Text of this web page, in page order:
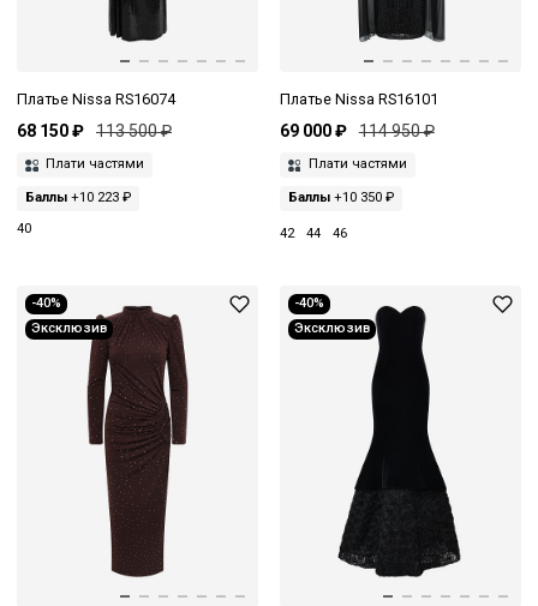
Платье Nissa RS16074
68 150 ₽ 113 500 ₽
Плати частями
Баллы +10 223 ₽
40
Платье Nissa RS16101
69 000 ₽ 114 950 ₽
Плати частями
Баллы+10 350 ₽
42 44 46
-40%
Эксклюзив
-40%
Эксклюзив